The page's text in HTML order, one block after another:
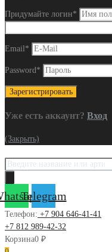
Придумайте логин*
Email*
Password*
Уже есть аккаунт? Вход
(Закрыть)
Поиск
Telegram
Телефон: +7 904 646-41-41
+7 812 989-42-32
Корзина0 ₽